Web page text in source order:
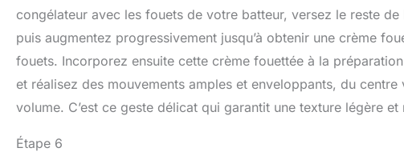
congélateur avec les fouets de votre batteur, versez le reste
puis augmentez progressivement jusqu’à obtenir une crème
fouets. Incorporez ensuite cette crème fouettée à la
et réalisez des mouvements amples et enveloppants, du
volume. C’est ce geste délicat qui garantit une texture légère et
Étape 6